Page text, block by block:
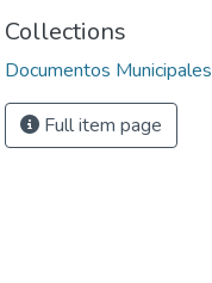
Collections
Documentos Municipales
Full item page